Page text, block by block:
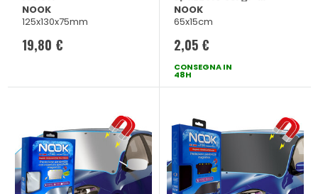
NOOK
125x130x75mm
19,80 €
NOOK
NOOK
65x15cm
2,05 €
CONSEGNA IN
48H